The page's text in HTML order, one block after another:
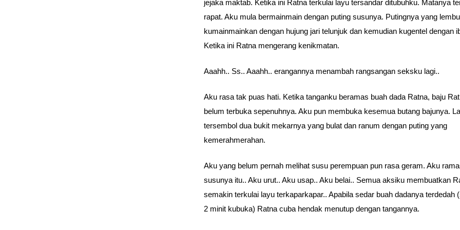
jejaka maktab. Ketika ini Ratna terkulai layu tersandar ditubuhku. Matanya
rapat. Aku mula bermainmain dengan puting susunya. Putingnya yang
kumainmainkan dengan hujung jari telunjuk dan kemudian kugentel dengan
Ketika ini Ratna mengerang kenikmatan.
Aaahh.. Ss.. Aaahh.. erangannya menambah rangsangan seksku lagi..
Aku rasa tak puas hati. Ketika tanganku beramas buah dada Ratna, baju
belum terbuka sepenuhnya. Aku pun membuka kesemua butang bajunya.
tersembol dua bukit mekarnya yang bulat dan ranum dengan puting yang
kemerahmerahan.
Aku yang belum pernah melihat susu perempuan pun rasa geram. Aku
susunya itu.. Aku urut.. Aku usap.. Aku belai.. Semua aksiku membuatkan
semakin terkulai layu terkaparkapar.. Apabila sedar buah dadanya terdedah
2 minit kubuka) Ratna cuba hendak menutup dengan tangannya.